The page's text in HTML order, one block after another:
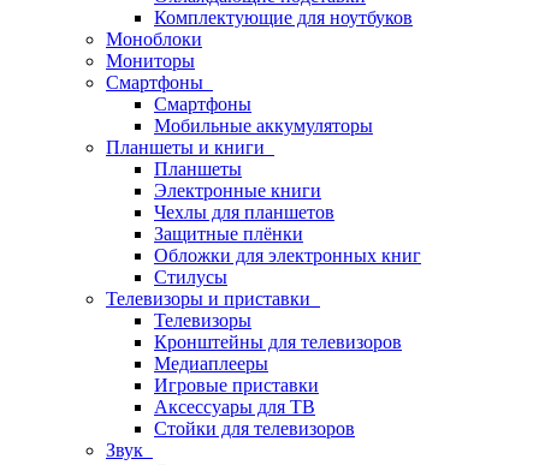
Комплектующие для ноутбуков
Моноблоки
Мониторы
Смартфоны
Смартфоны
Мобильные аккумуляторы
Планшеты и книги
Планшеты
Электронные книги
Чехлы для планшетов
Защитные плёнки
Обложки для электронных книг
Стилусы
Телевизоры и приставки
Телевизоры
Кронштейны для телевизоров
Медиаплееры
Игровые приставки
Аксессуары для ТВ
Стойки для телевизоров
Звук